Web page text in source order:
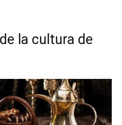
la cultura de